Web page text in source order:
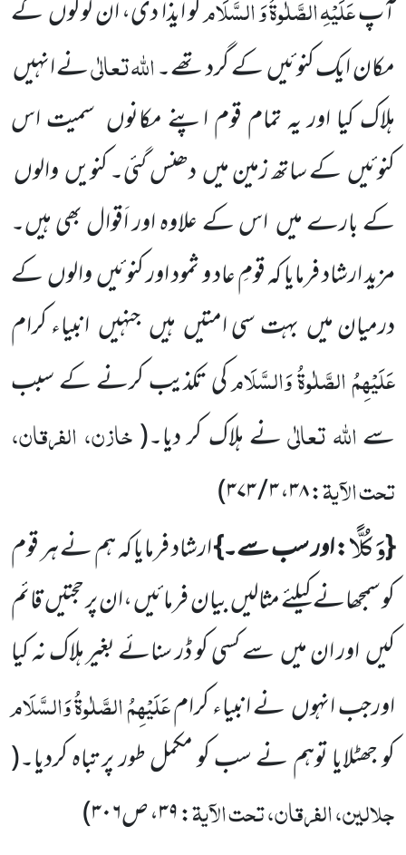
آپ
کو ایذا دی، اُن لوگوں کے
مکان ایک کنوئیں کے گرد تھے۔اللہتعالٰینے انہیں
ہلاک کیا اور یہ تمام قوم اپنے مکانوں سمیت اس
کنوئیں کے ساتھ زمین میں دھنس گئی۔ کنویں والوں
کے بارے میں اس کے علاوہ اور اَقوال بھی ہیں۔
مزید ارشاد فرمایا کہ قومِ عاد و ثمود اور کنوئیں والوں کے
درمیان میں بہت سی امتیں ہیں جنہیں انبیاء کرام
عَلَیْہِمُ الصَّلٰوۃُ وَالسَّلَامکی تکذیب کرنے کے سبب
سےاللہ تعالٰینے ہلاک کر دیا۔(خازن، الفرقان،
تحت الآیۃ:۳۸،۳ / ۳۷۳
)
{وَ كُلًّا: اور سب سے۔}ارشاد فرمایا کہ ہم نے ہر قوم
کو سمجھانے کیلئے مثالیں بیان فرمائیں ،ان پر حجتیں قائم
کیں اور ان میں سے کسی کو ڈر سنائے بغیر ہلاک نہ کیا
اورجب انہوں نے انبیاء کرامعَلَیْہِمُ الصَّلٰوۃُ وَالسَّلَام
کو جھٹلایا توہم نے سب کو مکمل طور پر تباہ کردیا۔(
جلالین، الفرقان، تحت الآیۃ:۳۹، ص۳۰۶)